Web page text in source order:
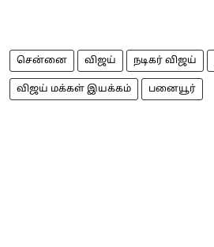
சென்னை விஜய் நடிகர் விஜய்
விஜய் மக்கள் இயக்கம் பனையூர்